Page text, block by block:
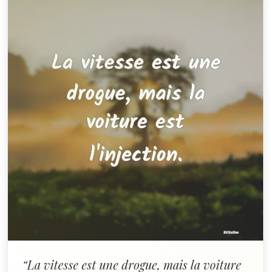
“La vitesse est une drogue, mais la voiture